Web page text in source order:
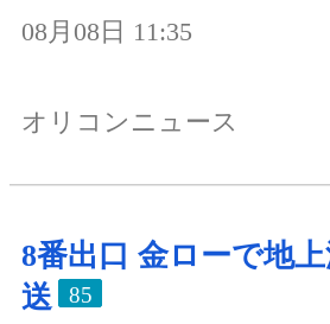
08月08日 11:35
オリコンニュース
8番出口 金ローで地
送
85